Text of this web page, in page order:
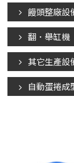
饅頭整廠設
翻．舉缸機
其它生產設
自動蛋捲成